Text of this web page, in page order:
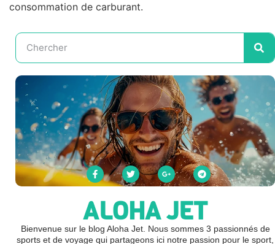
consommation de carburant.
ALOHA JET
Bienvenue sur le blog Aloha Jet. Nous sommes 3 passionnés de
sports et de voyage qui partageons ici notre passion pour le sport,